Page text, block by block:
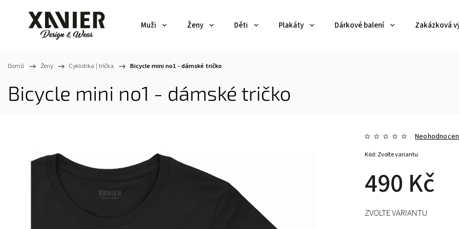
Muži Ženy Děti Plakáty Dárkové balení Zakázková
Domů / Ženy / Cyklistika | trička / Bicycle mini no1 - dámské tričko
Bicycle mini no1 - dámské tričko
490 Kč
Kód: Zvolte variantu
ZVOLTE VARIANTU